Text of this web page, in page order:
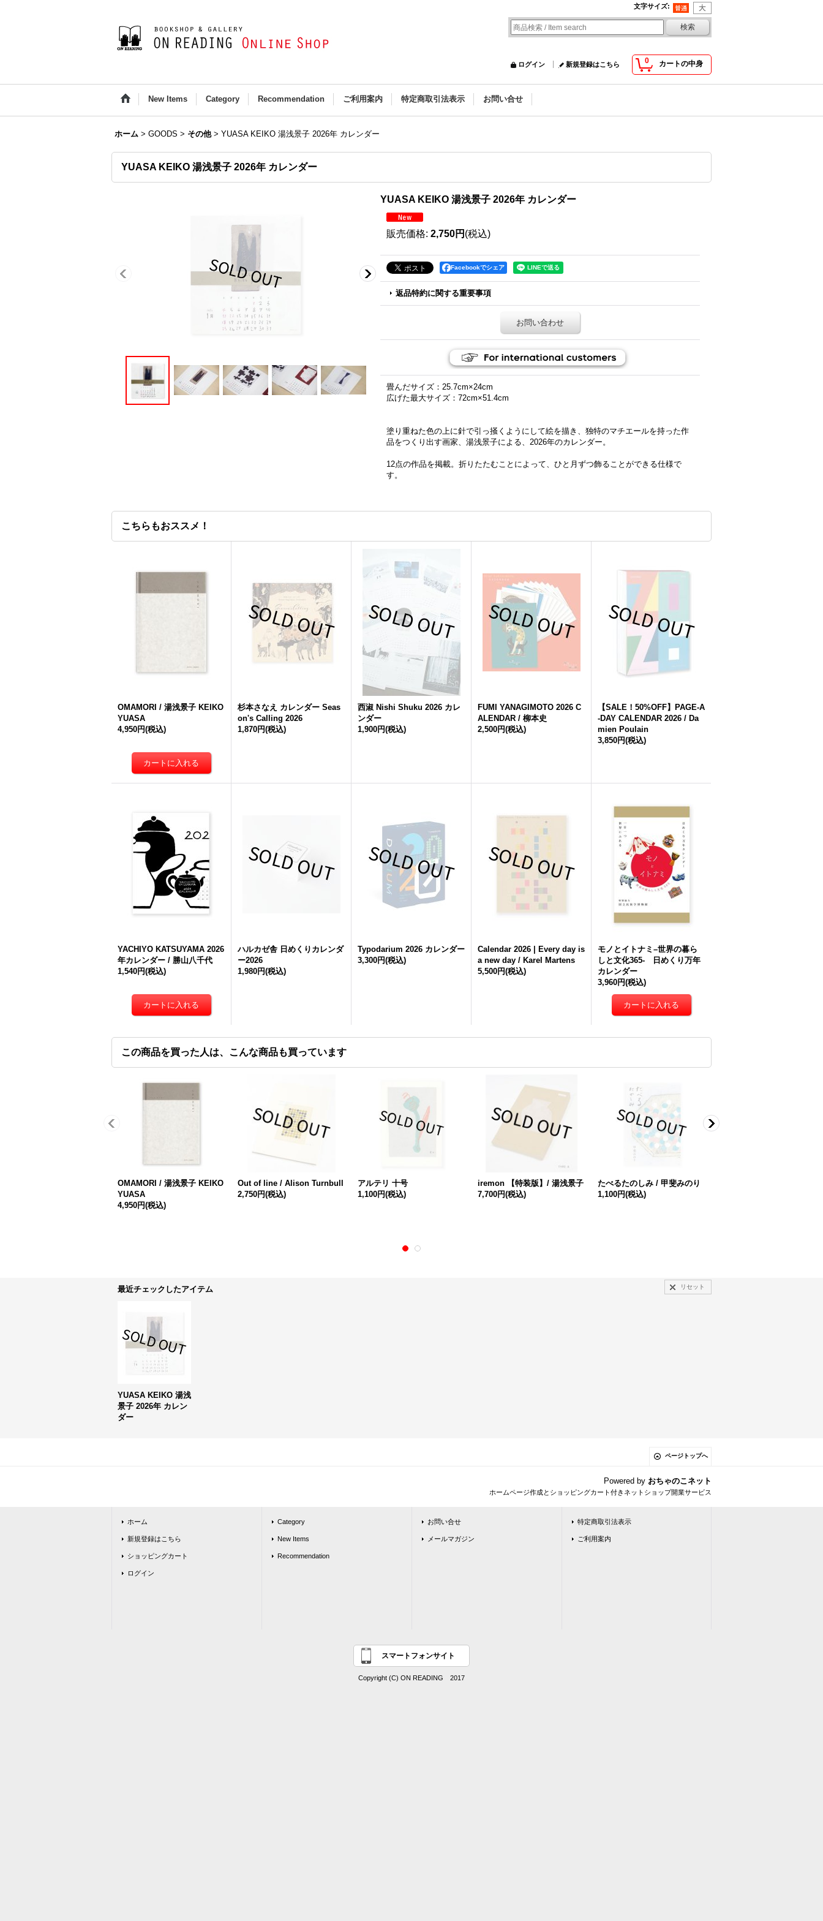
文字サイズ:
0 カートの中身
ログイン 新規登録はこちら
New Items Category Recommendation ご利用案内 特定商取引法表示 お問い合せ
ホーム > GOODS > その他 > YUASA KEIKO 湯浅景子 2026年 カレンダー
YUASA KEIKO 湯浅景子 2026年 カレンダー
YUASA KEIKO 湯浅景子 2026年 カレンダー
販売価格: 2,750円 (税込)
Facebookでシェア
返品特約に関する重要事項
お問い合わせ
畳んだサイズ：25.7cm×24cm
広げた最大サイズ：72cm×51.4cm
塗り重ねた色の上に針で引っ掻くようにして絵を描き、独特のマチエールを持った作
品をつくり出す画家、湯浅景子による、2026年のカレンダー。
12点の作品を掲載。折りたたむことによって、ひと月ずつ飾ることができる仕様で
す。
こちらもおススメ！
OMAMORI / 湯浅景子 KEIKO
YUASA
4,950円(税込)
杉本さなえ カレンダー Seas
on's Calling 2026
1,870円(税込)
西淑 Nishi Shuku 2026 カレ
ンダー
1,900円(税込)
FUMI YANAGIMOTO 2026 C
ALENDAR / 柳本史
2,500円(税込)
【SALE！50%OFF】PAGE-A
-DAY CALENDAR 2026 / Da
mien Poulain
3,850円(税込)
YACHIYO KATSUYAMA 2026
年カレンダー / 勝山八千代
1,540円(税込)
ハルカゼ舎 日めくりカレンダ
ー2026
1,980円(税込)
Typodarium 2026 カレンダー
3,300円(税込)
Calendar 2026 | Every day is
a new day / Karel Martens
5,500円(税込)
モノとイトナミ–世界の暮ら
しと⽂化365- 日めくり万年
カレンダー
3,960円(税込)
この商品を買った人は、こんな商品も買っています
OMAMORI / 湯浅景子 KEIKO
YUASA
4,950円(税込)
Out of line / Alison Turnbull
2,750円(税込)
アルテリ 十号
1,100円(税込)
iremon 【特装版】/ 湯浅景子
7,700円(税込)
たべるたのしみ / 甲斐みのり
1,100円(税込)
最近チェックしたアイテム リセット
YUASA KEIKO 湯浅
景子 2026年 カレン
ダー
ページトップへ
Powered by おちゃのこネット
ホームページ作成とショッピングカート付きネットショップ開業サービス
ホーム
新規登録はこちら
ショッピングカート
ログイン
Category
New Items
Recommendation
お問い合せ
メールマガジン
特定商取引法表示
ご利用案内
スマートフォンサイト
Copyright (C) ON READING 2017